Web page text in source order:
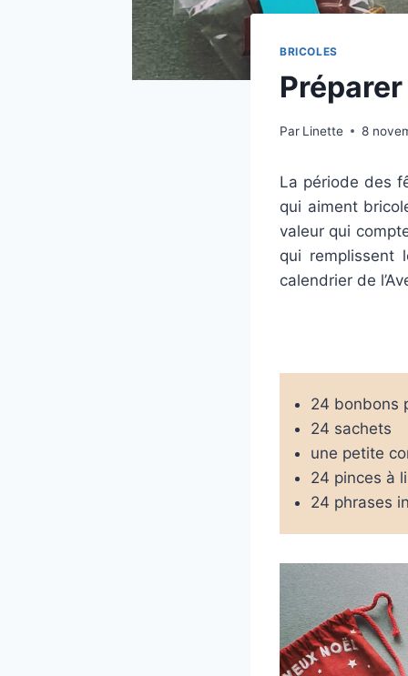
BRICOLES
Par Linette 8
La période des
qui aiment
valeur qui
qui remplissent
calendrier de
24 bonbons
24 sachets
une petite
24 pinces à
24 phrases